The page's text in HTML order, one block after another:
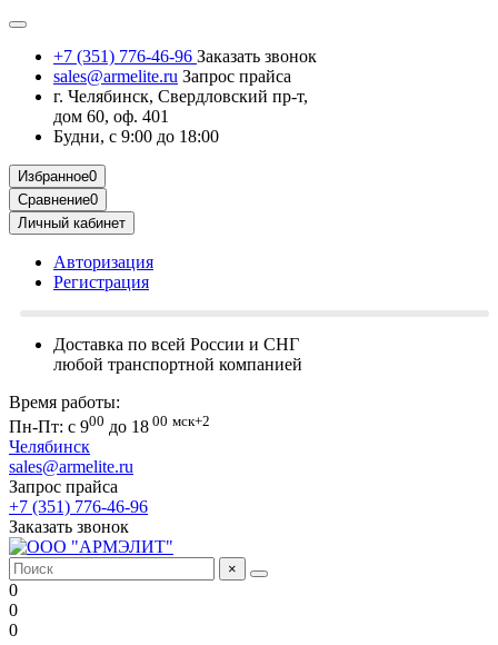
+7 (351) 776-46-96 Заказать звонок
sales@armelite.ru Запрос прайса
г. Челябинск, Свердловский пр-т,
дом 60, оф. 401
Будни, с 9:00 до 18:00
Избранное0
Сравнение0
Личный кабинет
Авторизация
Регистрация
Доставка по всей России и СНГ
любой транспортной компанией
Время работы:
Пн-Пт: с 900 до 18 00 мск+2
Челябинск
sales@armelite.ru
Запрос прайса
+7 (351) 776-46-96
Заказать звонок
×
0
0
0